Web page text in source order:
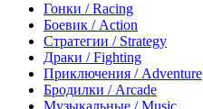
Гонки / Racing
Боевик / Action
Стратегии / Strategy
Драки / Fighting
Приключения / Adventure
Бродилки / Arcade
Музыкальные / Music